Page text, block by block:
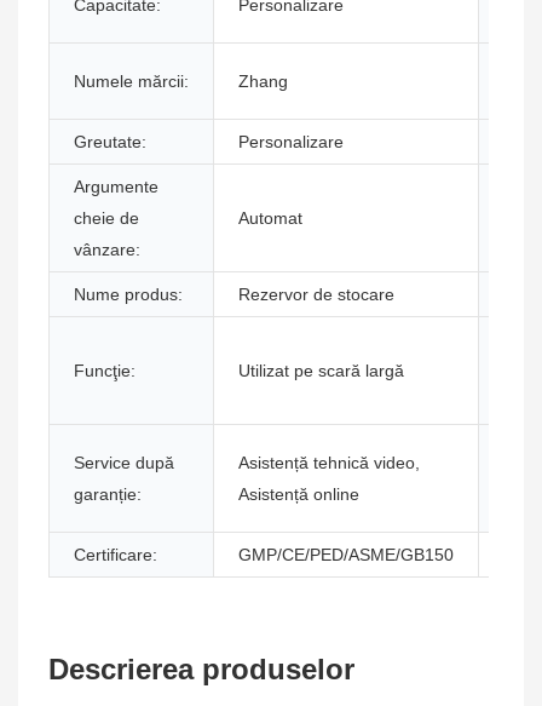
Capacitate: Personalizare
Numele mărcii: Zhang
Greutate: Personalizare
Argumente
cheie de
vânzare:
Automat
Nume produs: Rezervor de stocare
Funcţie: Utilizat pe scară largă
Service după
garanție:
Asistență tehnică video,
Asistență online
Certificare: GMP/CE/PED/ASME/GB150
Descrierea produselor